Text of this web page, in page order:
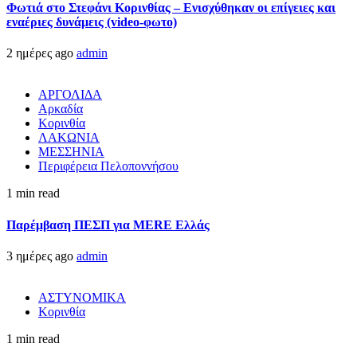
Φωτιά στο Στεφάνι Κορινθίας – Ενισχύθηκαν οι επίγειες και
εναέριες δυνάμεις (video-φωτο)
2 ημέρες ago admin
ΑΡΓΟΛΙΔΑ
Αρκαδία
Κορινθία
ΛΑΚΩΝΙΑ
ΜΕΣΣΗΝΙΑ
Περιφέρεια Πελοποννήσου
1 min read
Παρέμβαση ΠΕΣΠ για MERE Ελλάς
3 ημέρες ago admin
ΑΣΤΥΝΟΜΙΚΑ
Κορινθία
1 min read